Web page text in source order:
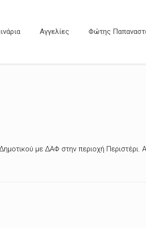
Αγγελίες Φώτης
με ΔΑΦ στην περιοχή Περιστέρι.